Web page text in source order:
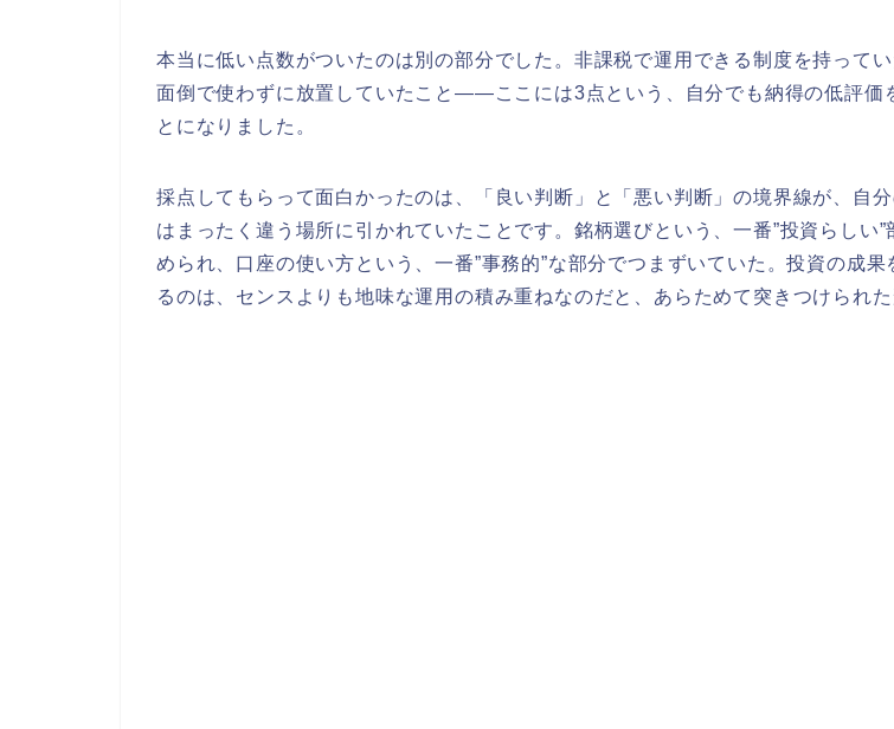
本当に低い点数がついたのは別の部分でした。非課税で運用できる制度を持ってい
面倒で使わずに放置していたこと——ここには3点という、自分でも納得の低評価
とになりました。
採点してもらって面白かったのは、「良い判断」と「悪い判断」の境界線が、自分
はまったく違う場所に引かれていたことです。銘柄選びという、一番”投資らしい”
められ、口座の使い方という、一番”事務的”な部分でつまずいていた。投資の成果
るのは、センスよりも地味な運用の積み重ねなのだと、あらためて突きつけられた